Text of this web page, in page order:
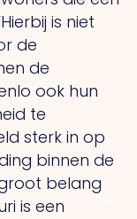
is niet
de
de
ook hun
te
sterk in op
binnen de
belang
is een